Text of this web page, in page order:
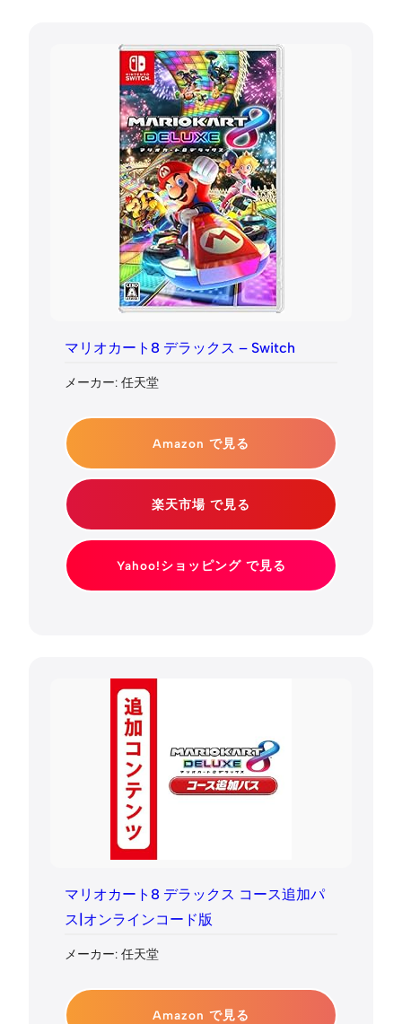
マリオカート8 デラックス – Switch
メーカー: 任天堂
Amazon で見る
楽天市場 で見る
Yahoo!ショッピング で見る
マリオカート8 デラックス コース追加パ
ス|オンラインコード版
メーカー: 任天堂
Amazon で見る